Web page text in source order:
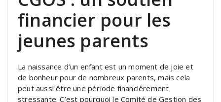
financier pour les
jeunes parents
La naissance d’un enfant est un moment de joie et
de bonheur pour de nombreux parents, mais cela
peut aussi être une période financièrement
stressante. C’est pourquoi le Comité de Gestion des